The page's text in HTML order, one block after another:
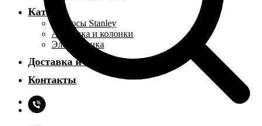
Каталог
Термосы Stanley
Акустика и колонки
Электроника
Доставка и оплата
Контакты